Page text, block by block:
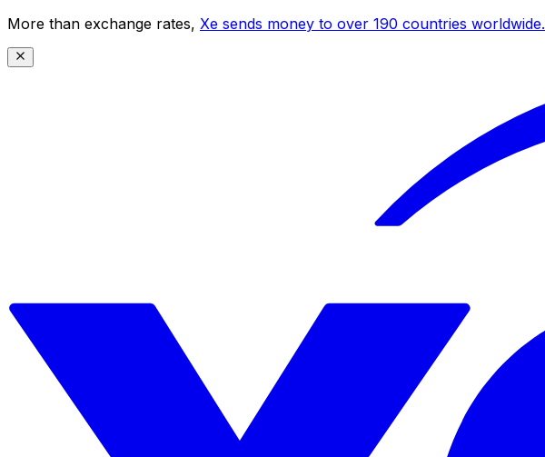
More than exchange rates, Xe sends money to over 190 countries worldwide.